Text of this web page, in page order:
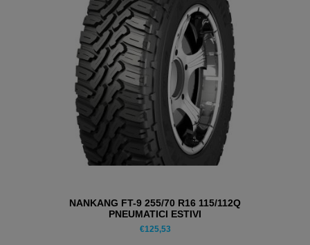
NANKANG FT-9 255/70 R16 115/112Q
PNEUMATICI ESTIVI
€125,53